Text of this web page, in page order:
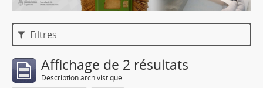
Filtres
Affichage de 2 résultats
Description archivistique